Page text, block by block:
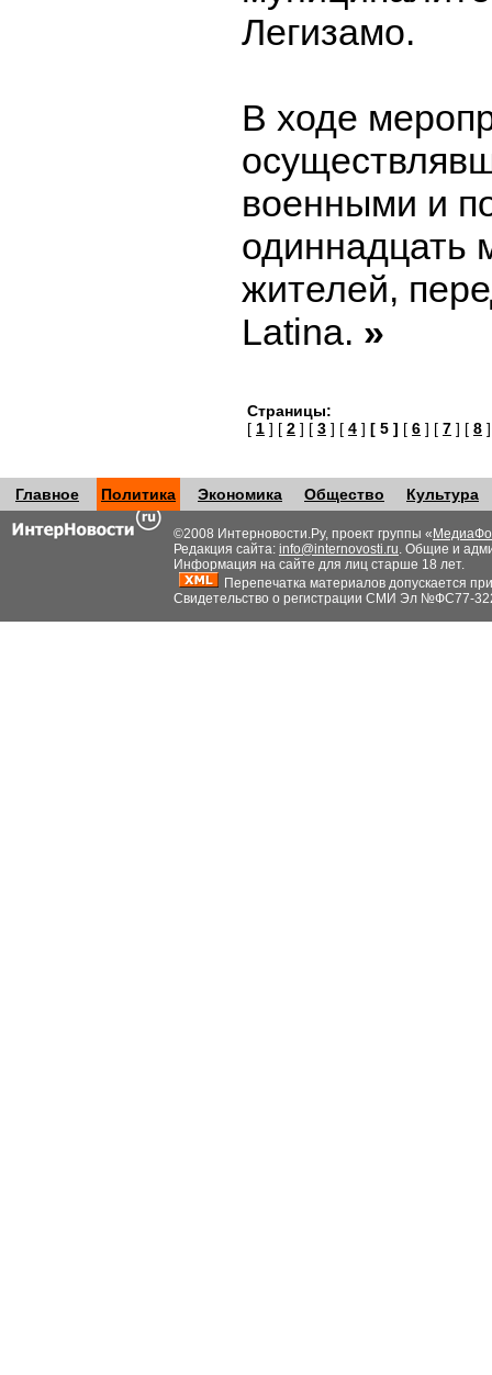
Легизамо.
В ходе
военными и
одиннадцать
жителей,
Latina. »
Страницы:
[ 1 ] [ 2 ] [ 3 ] [ 4 ] [ 5 ] [ 6 ] [ 7 ] [ 8
Главное Политика Экономика Общество Культура
©2008 Интерновости.Ру, проект группы «
Редакция сайта: info@internovosti.ru. Общие и
Информация на сайте для лиц старше 18 лет.
Перепечатка материалов допускается
Свидетельство о регистрации СМИ Эл №ФС77-